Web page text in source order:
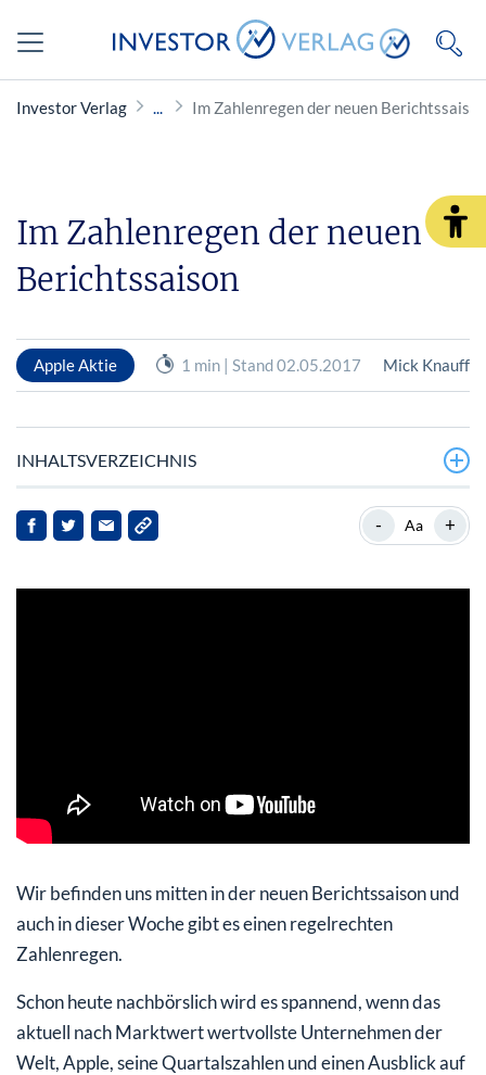
Investor Verlag Im Zahlenregen der neuen Berichtssaison
Im Zahlenregen der neuen
Berichtssaison
Apple Aktie 1 min | Stand 02.05.2017 Mick Knauff
INHALTSVERZEICHNIS
- Aa +
Wir befinden uns mitten in der neuen Berichtssaison und
auch in dieser Woche gibt es einen regelrechten
Zahlenregen.
Schon heute nachbörslich wird es spannend, wenn das
aktuell nach Marktwert wertvollste Unternehmen der
Welt, Apple, seine Quartalszahlen und einen Ausblick auf